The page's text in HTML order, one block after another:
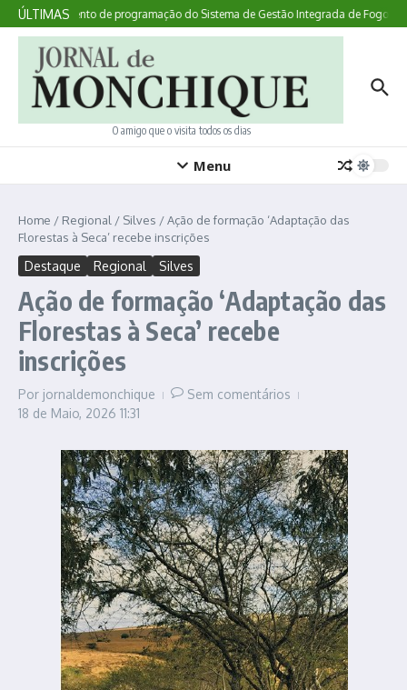
Ir para o conteúdo
ÚLTIMAS
Instrumento de programação do Sistema de Gestão Integrada de Fogos
O amigo que o visita todos os dias
Menu
Home / Regional / Silves /Ação de formação ‘Adaptação das
Florestas à Seca’ recebe inscrições
Destaque Regional Silves
Ação de formação ‘Adaptação das
Florestas à Seca’ recebe
inscrições
Por jornaldemonchique
Sem comentários
18 de Maio, 2026 11:31